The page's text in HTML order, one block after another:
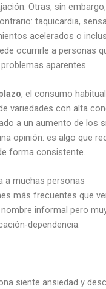
Otras, sin
taquicardia,
acelerados o
ocurrirle a personas
aparentes.
, el consumo
variedades con alta
a un aumento de los
opinión: es algo que
forma consistente.
a muchas personas
más frecuentes que
informal pero
dependencia.
siente ansiedad y